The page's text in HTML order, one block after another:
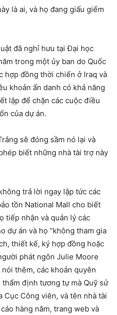
là ai, và họ đang giấu giếm
đã nghỉ hưu tại Đại học
trong một ủy ban do Quốc
hợp đồng thời chiến ở Iraq và
khoản ẩn danh có khả năng
lập để chặn các cuộc điều
của dự án.
sẽ đóng sầm nó lại và
biết những nhà tài trợ này
trả lời ngay lập tức các
tồn National Mall cho biết
tiếp nhận và quản lý các
dự án và họ “không tham gia
thiết kế, ký hợp đồng hoặc
phát ngôn Julie Moore
thêm, các khoản quyên
định tương tự mà Quỹ sử
Cục Công viên, và tên nhà tài
hàng năm, trang web và